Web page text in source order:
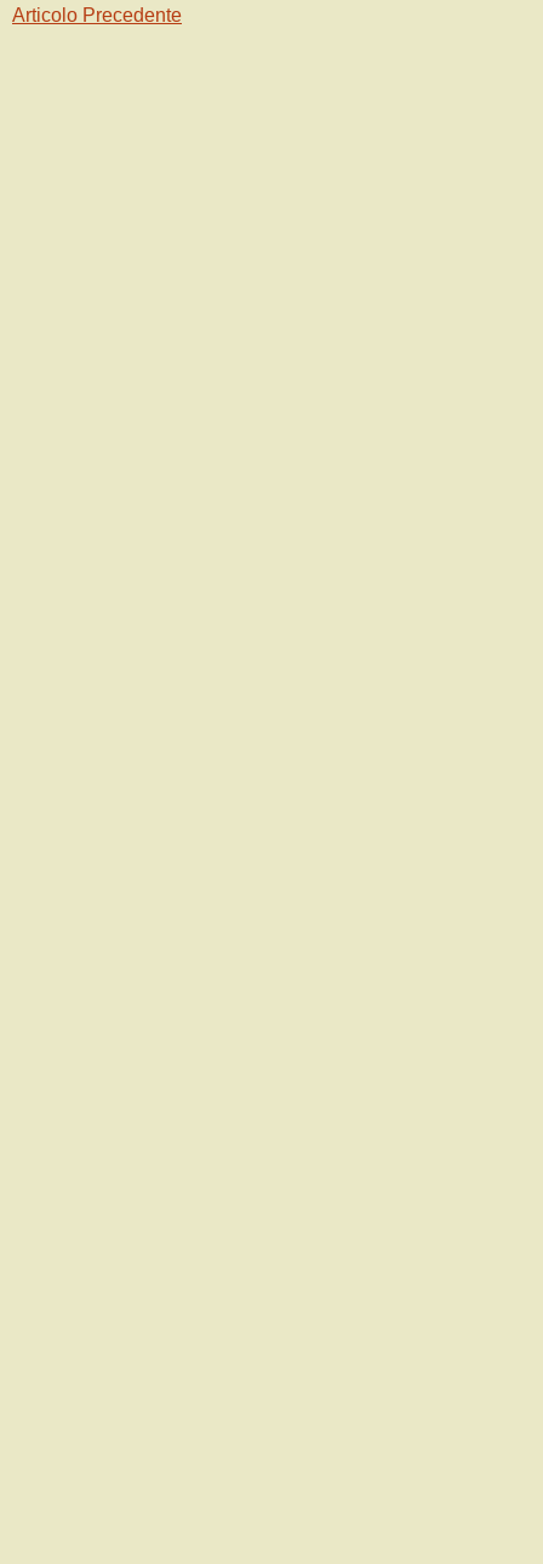
Articolo Precedente